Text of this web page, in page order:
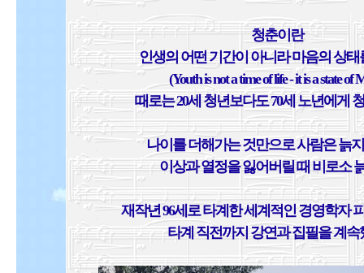
청춘이란
인생의 어떤 기간이 아니라 마음의 상태
(Youth is not a time of life - it is a state of
때로는 20세 청년보다도 70세 노년에게
나이를 더해가는 것만으로 사람은 늙
이상과 열정을 잃어버릴 때 비로소
재작년 96세로 타계한 세계적인 경영학자
타계 직전까지 강연과 집필을 계속